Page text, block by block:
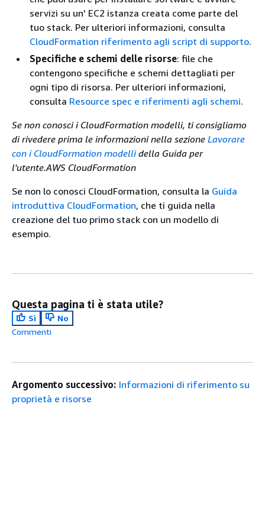
servizi su un' EC2 istanza creata come parte del
tuo stack. Per ulteriori informazioni, consulta
CloudFormation riferimento agli script di supporto.
Specifiche e schemi delle risorse: file che
contengono specifiche e schemi dettagliati per
ogni tipo di risorsa. Per ulteriori informazioni,
consulta Resource spec e riferimenti agli schemi.
Se non conosci i CloudFormation modelli, ti consigliamo
di rivedere prima le informazioni nella sezione Lavorare
con i CloudFormation modellidella Guida per
l'utente.AWS CloudFormation
Se non lo conosci CloudFormation, consulta la Guida
introduttiva CloudFormation, che ti guida nella
creazione del tuo primo stack con un modello di
esempio.
Questa pagina ti è stata utile?
Sì
No
Commenti
Argomento successivo: Informazioni di riferimento su
proprietà e risorse